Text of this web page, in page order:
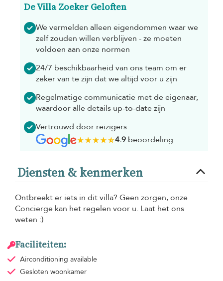
De Villa Zoeker Geloften
We vermelden alleen eigendommen waar we
zelf zouden willen verblijven - ze moeten
voldoen aan onze normen
24/7 beschikbaarheid van ons team om er
zeker van te zijn dat we altijd voor u zijn
Regelmatige communicatie met de eigenaar,
waardoor alle details up-to-date zijn
Vertrouwd door reizigers
4.9beoordeling
Diensten & kenmerken
Ontbreekt er iets in dit villa? Geen zorgen, onze
Concierge kan het regelen voor u. Laat het ons
weten :)
Faciliteiten:
Airconditioning available
Gesloten woonkamer